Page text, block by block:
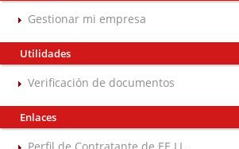
Gestionar mi empresa
Utilidades
Verificación de documentos
Enlaces